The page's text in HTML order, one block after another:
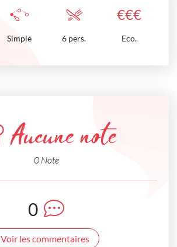
€€€
Simple 6 pers. Eco.
Aucune note
0 Note
0
Voir les commentaires